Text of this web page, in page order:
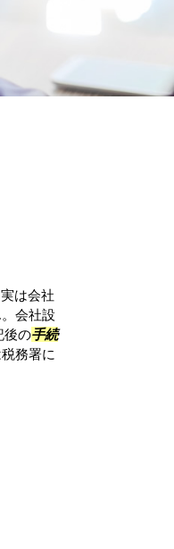
は会社
会社設
後の手続
務署に